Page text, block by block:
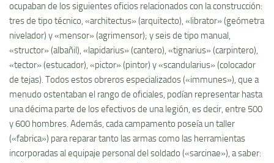
ocupaban de los siguientes oficios relacionados con la construcción:
tres de tipo técnico, «architectus» (arquitecto), «librator» (geómetra
nivelador) y «mensor» (agrimensor); y seis de tipo manual,
«structor» (albañil), «lapidarius» (cantero), «tignarius» (carpintero),
«tector» (estucador), «pictor» (pintor) y «scandularius» (colocador
de tejas). Todos estos obreros especializados («immunes»), que a
menudo ostentaban el rango de oficiales, podían representar hasta
una décima parte de los efectivos de una legión, es decir, entre 500
y 600 hombres. Además, cada campamento poseía un taller
(«fabrica») para reparar tanto las armas como las herramientas
incorporadas al equipaje personal del soldado («sarcinae»), a saber: